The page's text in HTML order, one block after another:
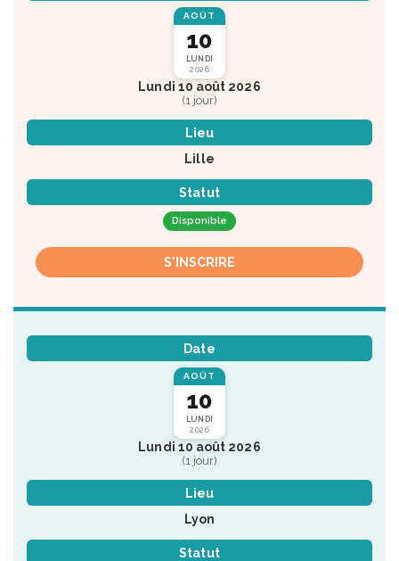
AOÛT
10
LUNDI
2026
Lundi 10 août 2026
(1 jour)
Lieu
Lille
Statut
Disponible
S'INSCRIRE
Date
AOÛT
10
LUNDI
2026
Lundi 10 août 2026
(1 jour)
Lieu
Lyon
Statut